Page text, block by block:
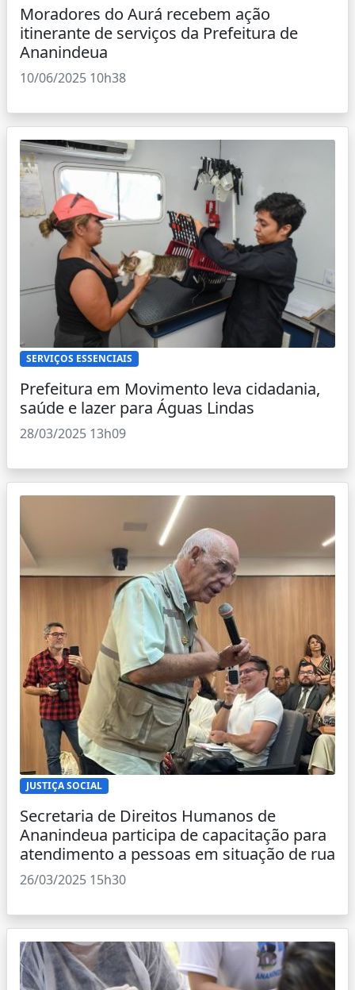
Moradores do Aurá recebem ação
itinerante de serviços da Prefeitura de
Ananindeua
10/06/2025 10h38
SERVIÇOS ESSENCIAIS
Prefeitura em Movimento leva cidadania,
saúde e lazer para Águas Lindas
28/03/2025 13h09
JUSTIÇA SOCIAL
Secretaria de Direitos Humanos de
Ananindeua participa de capacitação para
atendimento a pessoas em situação de rua
26/03/2025 15h30